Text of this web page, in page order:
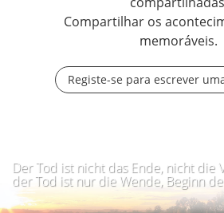
Compartilhar os
memoráveis.
Registe-se para escrever
Der Tod ist nicht das Ende, nicht die
der Tod ist nur die Wende, Beginn